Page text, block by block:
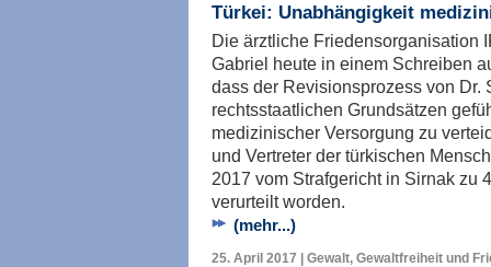
Türkei: Unabhängigkeit
Die ärztliche Friedensorganisation
Gabriel heute in einem Schreiben
dass der Revisionsprozess von Dr.
rechtsstaatlichen Grundsätzen
medizinischer Versorgung zu
und Vertreter der türkischen
2017 vom Strafgericht in Sirnak zu
verurteilt worden.
(mehr...)
25. April 2017 | Gewalt, Gewaltfreiheit und